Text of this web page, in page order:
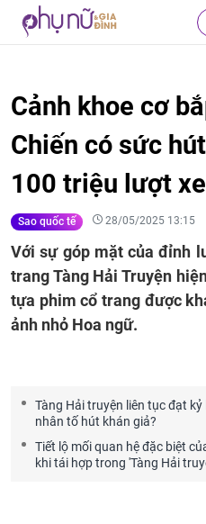
Cảnh khoe cơ
Chiến có sức
100 triệu lượt
Sao quốc tế 28/05/2025 13:15
Với sự góp mặt của đỉnh
trang Tàng Hải Truyện
tựa phim cổ trang được
ảnh nhỏ Hoa ngữ.
Tàng Hải truyện liên tục đạt kỷ
nhân tố hút khán giả?
Tiết lộ mối quan hệ đặc biệt
khi tái hợp trong 'Tàng Hải